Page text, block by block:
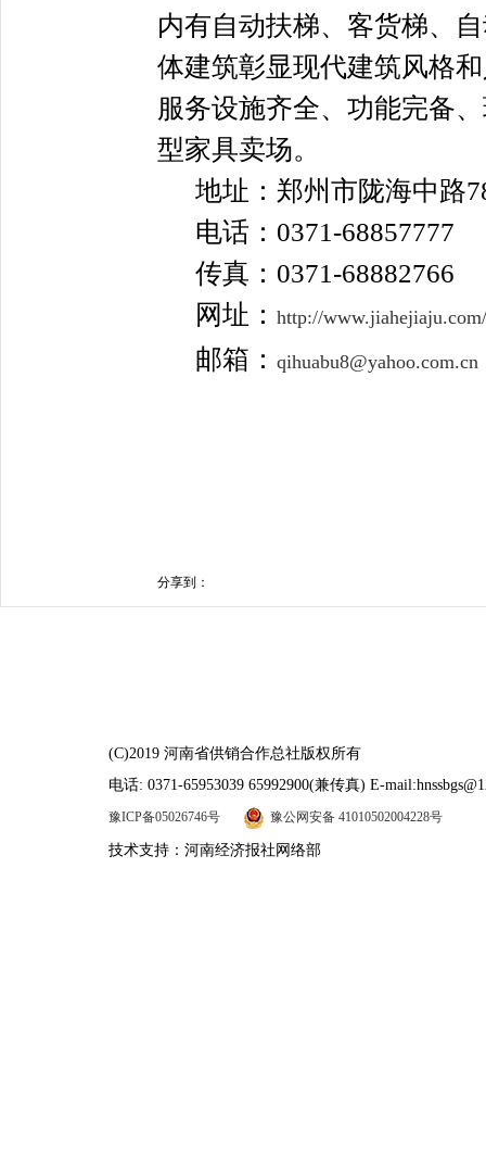
内有自动扶梯、客货梯、
体建筑彰显现代建筑风格
服务设施齐全、功能完备
型家具卖场。
地址：郑州市陇海中路
电话： 0371-68857777
传真： 0371-68882766
网址： http://www.jiahejiaju.com/
邮箱： qihuabu8@yahoo.com.cn
分享到：
(C)2019 河南省供销合作总社版权所有
电话: 0371-65953039 65992900(兼传真) E-
豫ICP备05026746号 豫公网安备 41010502004228号
技术支持：河南经济报社网络部